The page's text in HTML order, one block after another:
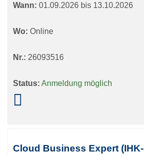
Wann: 01.09.2026 bis 13.10.2026
Wo: Online
Nr.: 26093516
Status: Anmeldung möglich
Cloud Business Expert (IHK-